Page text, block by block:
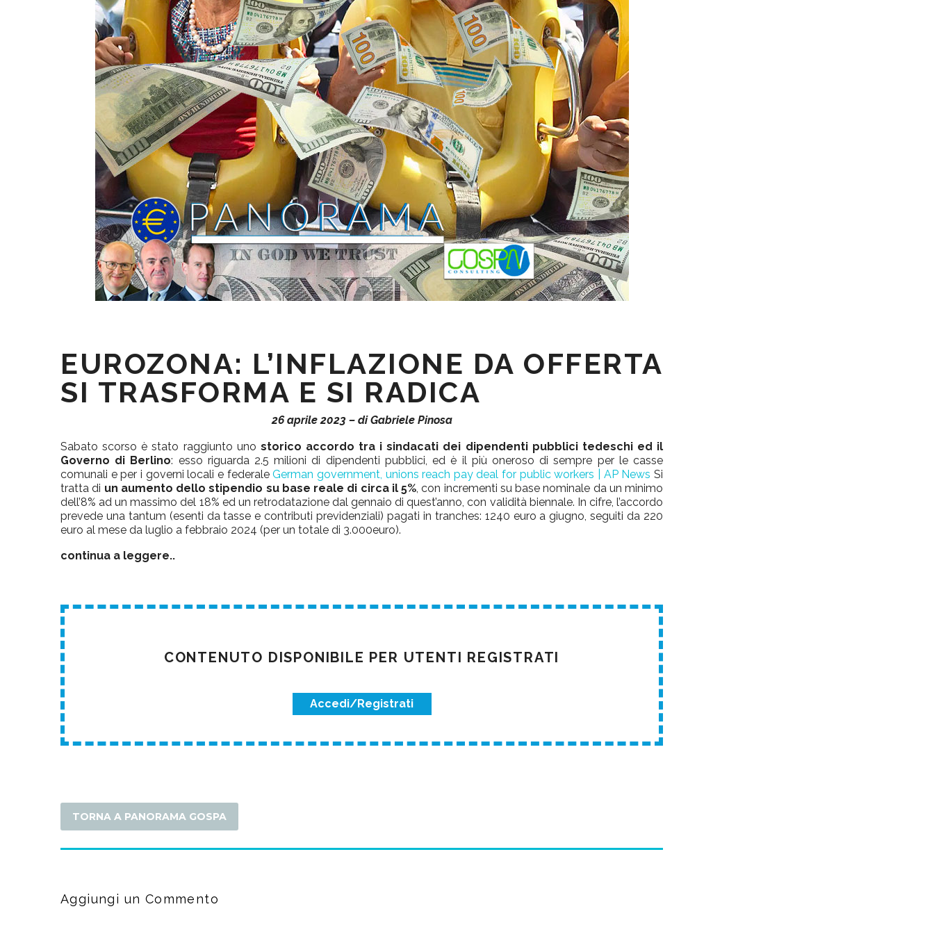
EUROZONA: L’INFLAZIONE DA OFFERTA
SI TRASFORMA E SI RADICA
26 aprile 2023 – di Gabriele Pinosa
Sabato scorso è stato raggiunto uno storico accordo tra i sindacati dei dipendenti pubblici tedeschi ed il
Governo di Berlino: esso riguarda 2.5 milioni di dipendenti pubblici, ed è il più oneroso di sempre per le casse
comunali e per i governi locali e federaleGerman government, unions reach pay deal for public workers | AP News Si
tratta di un aumento dello stipendio su base reale di circa il 5% , con incrementi su base nominale da un minimo
dell’8% ad un massimo del 18% ed un retrodatazione dal gennaio di quest’anno, con validità biennale. In cifre, l’accordo
prevede una tantum (esenti da tasse e contributi previdenziali) pagati in tranches: 1240 euro a giugno, seguiti da 220
euro al mese da luglio a febbraio 2024 (per un totale di 3.000euro).
continua a leggere..
CONTENUTO DISPONIBILE PER UTENTI REGISTRATI
Accedi/Registrati
TORNA A PANORAMA GOSPA
Aggiungi un Commento